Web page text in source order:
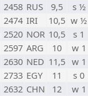
2458 RUS 9,5
s ½
2474 IRI 10,5 w ½
2520 NOR 10,5
s 1
2597 ARG 10
w 1
2630 NED 11,5 w 1
2733 EGY 11
s 0
2632 CHN 12
w 1